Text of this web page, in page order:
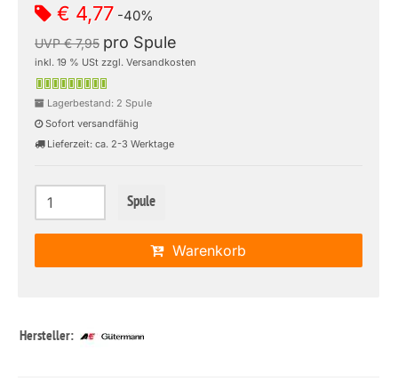
€ 4,77 -40%
UVP € 7,95 pro Spule
inkl. 19 % USt zzgl. Versandkosten
Lagerbestand: 2 Spule
Sofort versandfähig
Lieferzeit: ca. 2-3 Werktage
Spule
Warenkorb
Hersteller: